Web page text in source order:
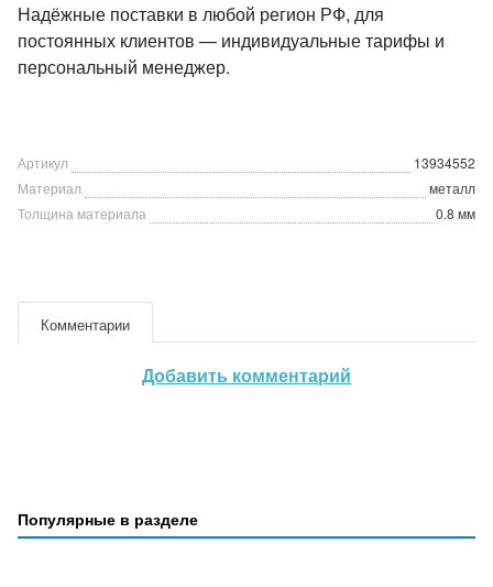
Надёжные поставки в любой регион РФ, для
постоянных клиентов — индивидуальные тарифы и
персональный менеджер.
Артикул
13934552
Материал
металл
Толщина материала
0.8 мм
Комментарии
Добавить комментарий
Популярные в разделе